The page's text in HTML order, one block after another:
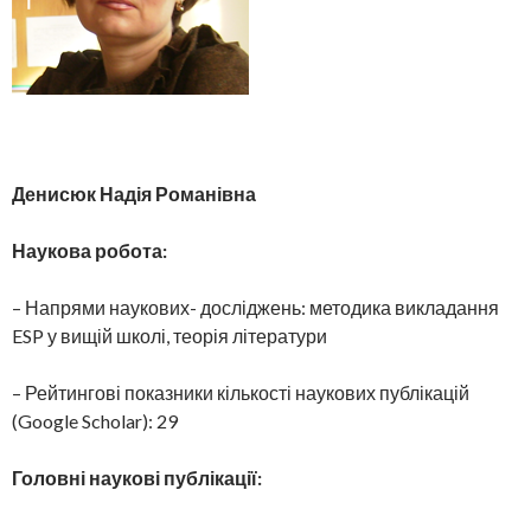
Денисюк Надія Романівна
Наукова робота:
– Напрями наукових- досліджень: методика викладання
ESP у вищій школі, теорія літератури
– Рейтингові показники кількості наукових публікацій
(Google Scholar): 29
Головні наукові публікації: